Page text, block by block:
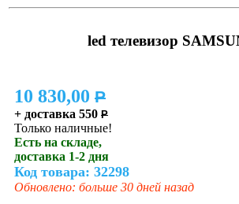
led телевизор
10 830,00 P
+ доставка 550 P
Только наличные!
Есть на складе,
доставка 1-2 дня
Код товара: 32298
Обновлено: больше 30 дней назад